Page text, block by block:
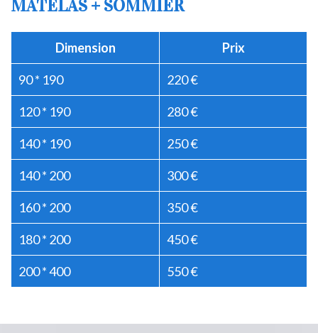
MATELAS + SOMMIER
Dimension Prix
90 * 190 220 €
120 * 190 280 €
140 * 190 250 €
140 * 200 300 €
160 * 200 350 €
180 * 200 450 €
200 * 400 550 €